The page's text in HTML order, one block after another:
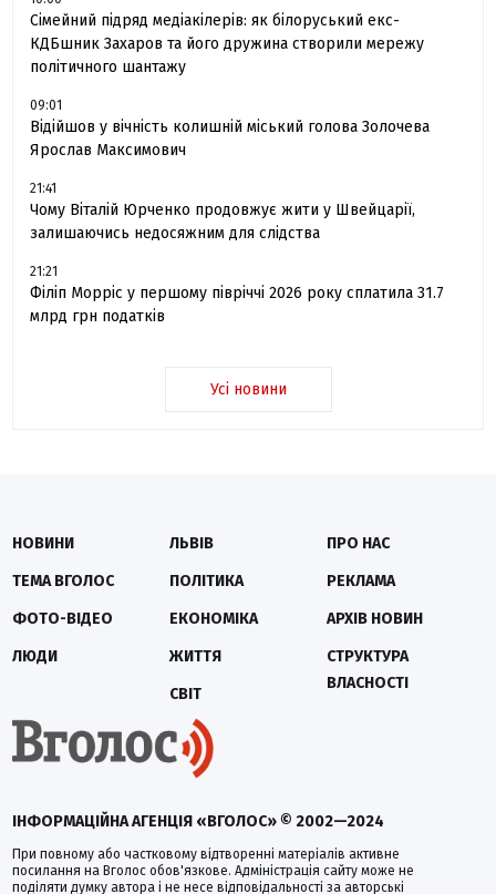
Сімейний підряд медіакілерів: як білоруський екс-
КДБшник Захаров та його дружина створили мережу
політичного шантажу
09:01
Відійшов у вічність колишній міський голова Золочева
Ярослав Максимович
21:41
Чому Віталій Юрченко продовжує жити у Швейцарії,
залишаючись недосяжним для слідства
21:21
Філіп Морріс у першому півріччі 2026 року сплатила 31.7
млрд грн податків
Усі новини
ІНФОРМАЦІЙНА АГЕНЦІЯ «ВГОЛОС» © 2002—2024
При повному або частковому відтворенні матеріалів активне
посилання на Вголос обов'язкове. Адміністрація сайту може не
поділяти думку автора і не несе відповідальності за авторські
НОВИНИ
ТЕМА ВГОЛОС
ФОТО-ВІДЕО
ЛЮДИ
ЛЬВІВ
ПОЛІТИКА
ЕКОНОМІКА
ЖИТТЯ
СВІТ
ПРО НАС
РЕКЛАМА
АРХІВ НОВИН
СТРУКТУРА
ВЛАСНОСТІ